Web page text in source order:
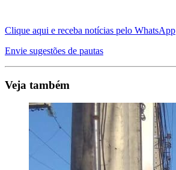
Clique aqui e receba notícias pelo WhatsApp
Envie sugestões de pautas
Veja também